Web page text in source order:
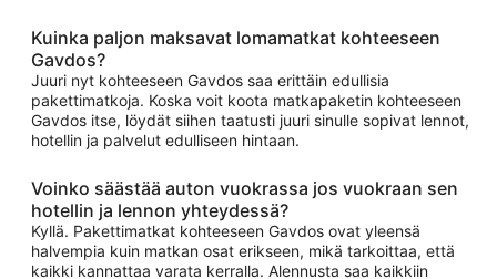
Kuinka paljon maksavat lomamatkat kohteeseen
Gavdos?
Juuri nyt kohteeseen Gavdos saa erittäin edullisia
pakettimatkoja. Koska voit koota matkapaketin kohteeseen
Gavdos itse, löydät siihen taatusti juuri sinulle sopivat lennot,
hotellin ja palvelut edulliseen hintaan.
Voinko säästää auton vuokrassa jos vuokraan sen
hotellin ja lennon yhteydessä?
Kyllä. Pakettimatkat kohteeseen Gavdos ovat yleensä
halvempia kuin matkan osat erikseen, mikä tarkoittaa, että
kaikki kannattaa varata kerralla. Alennusta saa kaikkiin